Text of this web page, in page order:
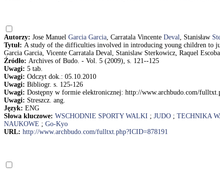
Autorzy: Jose Manuel Garcia Garcia, Carratala Vincente Deval, Stanisław
Tytuł: A study of the difficulties involved in introducing young children to
Garcia Garcia, Vicente Carratala Deval, Stanislaw Sterkowicz, Raquel
Źródło: Archives of Budo. - Vol. 5 (2009), s. 121--125
Uwagi: 5 tab.
Uwagi: Odczyt dok.: 05.10.2010
Uwagi: Bibliogr. s. 125-126
Uwagi: Dostępny w formie elektronicznej: http://www.archbudo.com/
Uwagi: Streszcz. ang.
Język: ENG
Słowa kluczowe: WSCHODNIE SPORTY WALKI ; JUDO ; TECHNIKA
NAUKOWE ; Go-Kyo
URL: http://www.archbudo.com/fulltxt.php?ICID=878191